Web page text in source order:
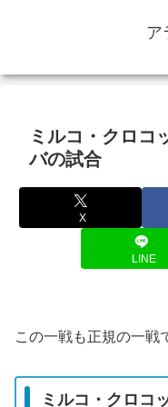
ア
ミルコ・クロコ
バの試合
X
LINE
この一戦も正規の一戦
ミルコ・クロコ